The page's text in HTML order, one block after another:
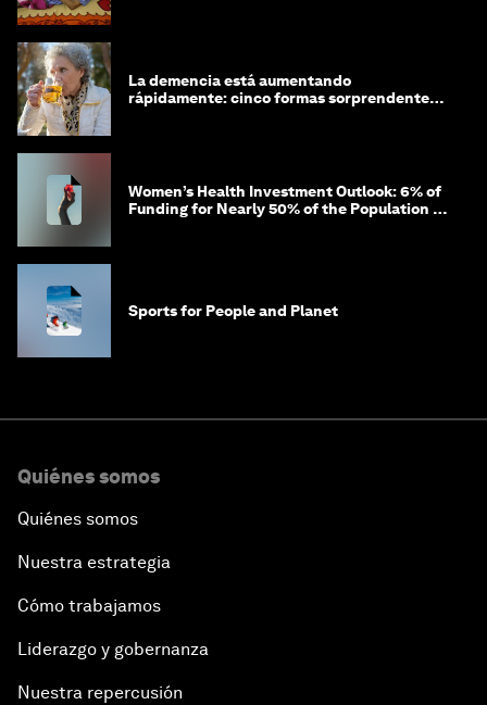
La demencia está aumentando
rápidamente: cinco formas sorprendentes
Women’s Health Investment Outlook: 6% of
Funding for Nearly 50% of the Population –
Sports for People and Planet
Quiénes somos
Quiénes somos
Nuestra estrategia
Cómo trabajamos
Liderazgo y gobernanza
Nuestra repercusión